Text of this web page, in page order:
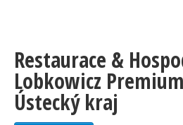
Restaurace &
Lobkowicz
Ústecký kraj